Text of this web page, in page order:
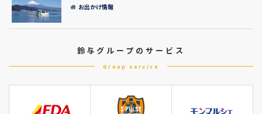
お出かけ情報
鈴与グループのサービス
Group service